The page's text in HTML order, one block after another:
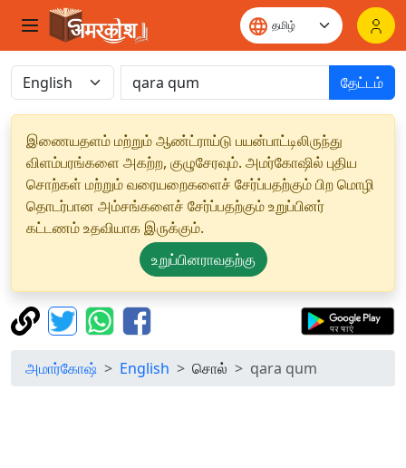
தேட்டம்
இணையதளம் மற்றும் ஆண்ட்ராய்டு பயன்பாட்டிலிருந்து
விளம்பரங்களை அகற்ற, குழுசேரவும். அமர்கோஷில் புதிய
சொற்கள் மற்றும் வரையறைகளைச் சேர்ப்பதற்கும் பிற மொழி
தொடர்பான அம்சங்களைச் சேர்ப்பதற்கும் உறுப்பினர்
கட்டணம் உதவியாக இருக்கும்.
உறுப்பினராவதற்கு
அமார்கோஷ் English சொல் qara qum